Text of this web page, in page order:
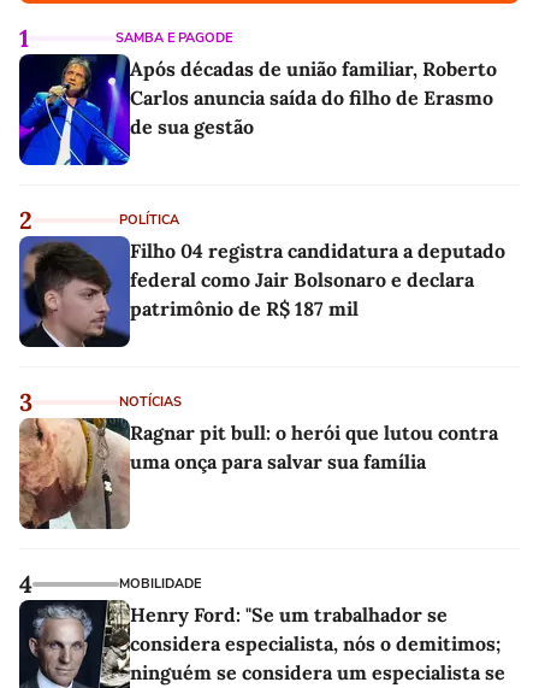
1 SAMBA E PAGODE
Após décadas de união familiar, Roberto
Carlos anuncia saída do filho de Erasmo
de sua gestão
2 POLÍTICA
Filho 04 registra candidatura a deputado
federal como Jair Bolsonaro e declara
patrimônio de R$ 187 mil
3 NOTÍCIAS
Ragnar pit bull: o herói que lutou contra
uma onça para salvar sua família
4 MOBILIDADE
Henry Ford: "Se um trabalhador se
considera especialista, nós o demitimos;
ninguém se considera um especialista se